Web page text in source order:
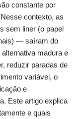
constante por
contexto, as
sem liner (o papel
— saíram do
madura e
reduzir paradas de
variável, o
e
Este artigo explica
e quais